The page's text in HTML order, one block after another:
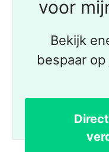
voor
Bekijk
bespaar